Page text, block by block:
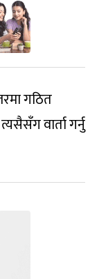
गठित
वार्ता गर्नु